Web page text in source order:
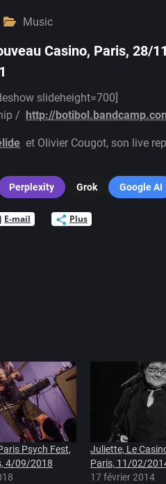
Music
Casino, Paris, 28/
slideheight=700]
/ http://
et Olivier Cougot, son live
Perplexity Grok Google AI
E-mail Plus
Psych Fest,
4/09/2018
Juliette, Le
Paris, 11/02/
17 février 2014